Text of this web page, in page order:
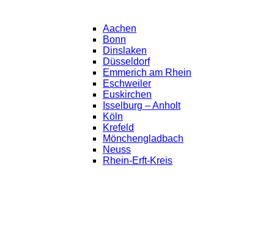
Aachen
Bonn
Dinslaken
Düsseldorf
Emmerich am Rhein
Eschweiler
Euskirchen
Isselburg – Anholt
Köln
Krefeld
Mönchengladbach
Neuss
Rhein-Erft-Kreis